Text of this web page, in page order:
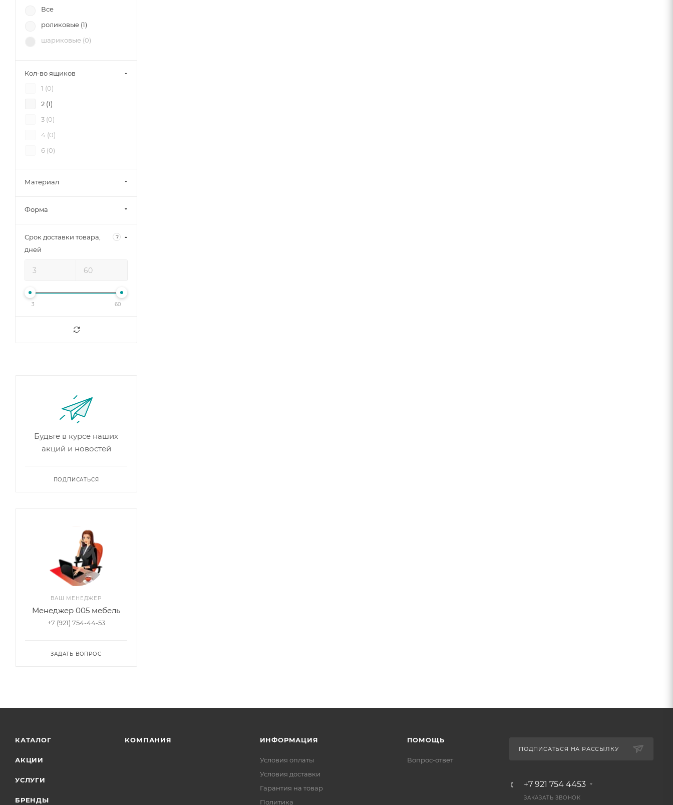
Все
роликовые (1)
шариковые (0)
Кол-во ящиков
1 (0)
2 (1)
3 (0)
4 (0)
6 (0)
Материал
Форма
Срок доставки товара,
дней
?
3 60
Будьте в курсе наших
акций и новостей
ПОДПИСАТЬСЯ
ВАШ МЕНЕДЖЕР
Менеджер 005 мебель
+7 (921) 754-44-53
ЗАДАТЬ ВОПРОС
КАТАЛОГ
АКЦИИ
УСЛУГИ
БРЕНДЫ
КОМПАНИЯ ИНФОРМАЦИЯ
Условия оплаты
Условия доставки
Гарантия на товар
Политика
ПОМОЩЬ
Вопрос-ответ
ПОДПИСАТЬСЯ НА РАССЫЛКУ
+7 921 754 4453
ЗАКАЗАТЬ ЗВОНОК